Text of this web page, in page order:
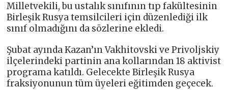
Milletvekili, bu ustalık sınıfının tıp fakültesinin
Birleşik Rusya temsilcileri için düzenlediği ilk
sınıf olmadığını da sözlerine ekledi.
Şubat ayında Kazan’ın Vakhitovski ve Privoljskiy
ilçelerindeki partinin ana kollarından 18 aktivist
programa katıldı. Gelecekte Birleşik Rusya
fraksiyonunun tüm üyeleri eğitimden geçecek.